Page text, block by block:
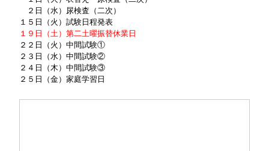
２日（水）尿検査（二次）
１５日（火）試験日程発表
１９日（土）第二土曜振替休業日
２２日（火）中間試験①
２３日（水）中間試験②
２４日（木）中間試験③
２５日（金）家庭学習日